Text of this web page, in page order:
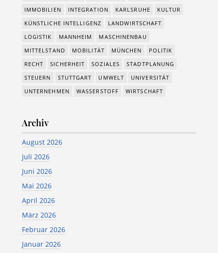
IMMOBILIEN
INTEGRATION KARLSRUHE
KULTUR
KÜNSTLICHE INTELLIGENZ
LANDWIRTSCHAFT
LOGISTIK
MANNHEIM
MASCHINENBAU
MITTELSTAND
MOBILITÄT MÜNCHEN
POLITIK
RECHT
SICHERHEIT SOZIALES
STADTPLANUNG
STEUERN
STUTTGART UMWELT
UNIVERSITÄT
UNTERNEHMEN
WASSERSTOFF WIRTSCHAFT
Archiv
August 2026
Juli 2026
Juni 2026
Mai 2026
April 2026
März 2026
Februar 2026
Januar 2026